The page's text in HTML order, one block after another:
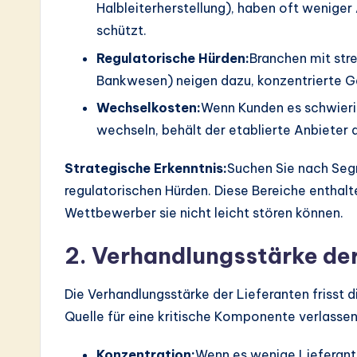
Halbleiterherstellung), haben oft weniger
schützt.
Regulatorische Hürden:Branchen mit
Bankwesen) neigen dazu, konzentrierte
Wechselkosten:Wenn Kunden es
wechseln, behält der etablierte Anbieter
Strategische Erkenntnis:Suchen Sie nach
regulatorischen Hürden. Diese Bereiche
Wettbewerber sie nicht leicht stören können.
2. Verhandlungsstärke
Die Verhandlungsstärke der Lieferanten frisst
Quelle für eine kritische Komponente